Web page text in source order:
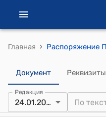
Главная ›
Документ Реквизиты
Редакция
24.01.2009